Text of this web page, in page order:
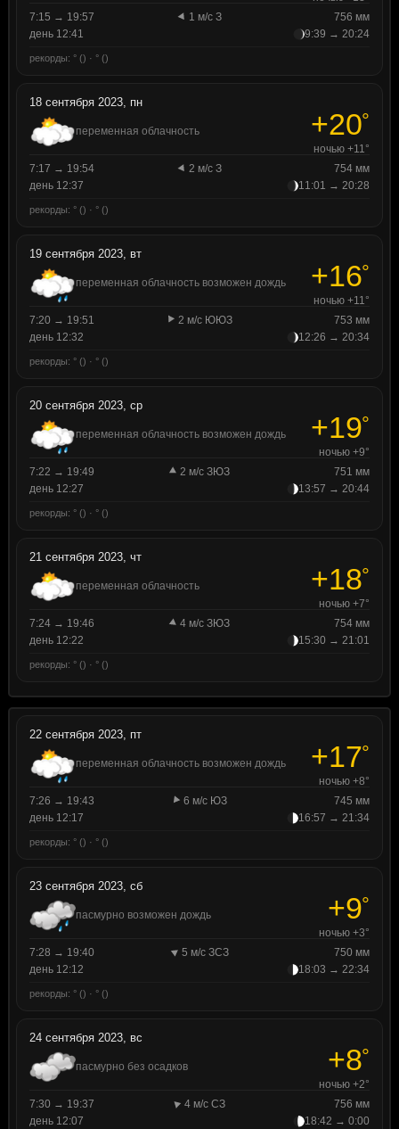
7:15 → 19:57
1 м/с З
756 мм
день 12:41
9:39 → 20:24
рекорды: ° () · ° ()
18 сентября 2023, пн
переменная облачность +20°
ночью +11°
7:17 → 19:54
2 м/с З
754 мм
день 12:37
11:01 → 20:28
рекорды: ° () · ° ()
19 сентября 2023, вт
переменная облачность возможен дождь +16°
ночью +11°
7:20 → 19:51
2 м/с ЮЮЗ
753 мм
день 12:32
12:26 → 20:34
рекорды: ° () · ° ()
20 сентября 2023, ср
переменная облачность возможен дождь +19°
ночью +9°
7:22 → 19:49
2 м/с ЗЮЗ
751 мм
день 12:27
13:57 → 20:44
рекорды: ° () · ° ()
21 сентября 2023, чт
переменная облачность +18°
ночью +7°
7:24 → 19:46
4 м/с ЗЮЗ
754 мм
день 12:22
15:30 → 21:01
рекорды: ° () · ° ()
22 сентября 2023, пт
переменная облачность возможен дождь +17°
ночью +8°
7:26 → 19:43
6 м/с ЮЗ
745 мм
день 12:17
16:57 → 21:34
рекорды: ° () · ° ()
23 сентября 2023, сб
пасмурно возможен дождь +9°
ночью +3°
7:28 → 19:40
5 м/с ЗСЗ
750 мм
день 12:12
18:03 → 22:34
рекорды: ° () · ° ()
24 сентября 2023, вс
пасмурно без осадков +8°
ночью +2°
7:30 → 19:37
4 м/с СЗ
756 мм
день 12:07
18:42 → 0:00